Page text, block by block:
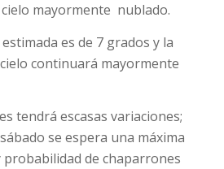
cielo mayormente nublado.
es de 7 grados y la
continuará mayormente
tendrá escasas variaciones;
se espera una máxima
probabilidad de chaparrones